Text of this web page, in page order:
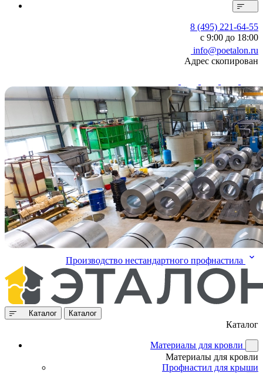
8 (495) 221-64-55
с 9:00 до 18:00
info@poetalon.ru
Адрес скопирован
Производство нестандартного профнастила
Каталог Каталог
Каталог
Материалы для кровли
Материалы для кровли
Профнастил для крыши